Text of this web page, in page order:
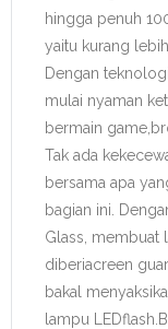
hingga penuh
yaitu kurang lebih
Dengan
mulai nyaman
bermain
Tak ada
bersama apa
bagian ini.
Glass, membuat
diberiacreen
bakal
lampu